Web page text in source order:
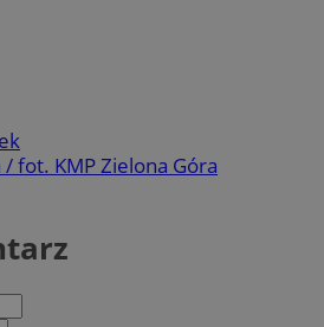
/ fot. KMP Zielona Góra